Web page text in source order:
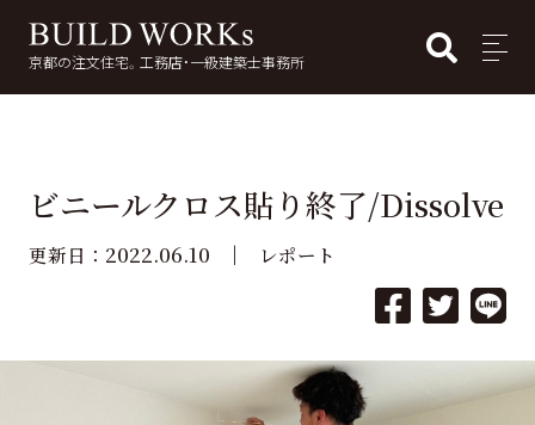
京都の注文住宅。工務店・一級建築士事務所 MENU
ビニールクロス貼り終了/Dissolve
更新日： 2022.06.10 レポート